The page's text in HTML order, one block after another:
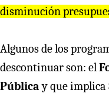
disminución
Algunos de los
descontinuar son: el
Públicay que implica